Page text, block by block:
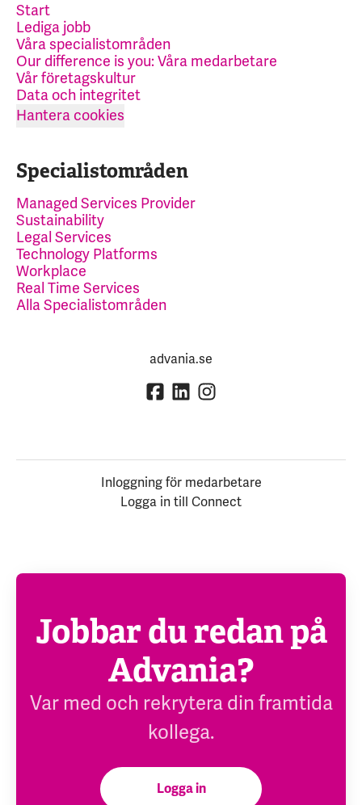
Start
Lediga jobb
Våra specialistområden
Our difference is you: Våra medarbetare
Vår företagskultur
Data och integritet
Hantera cookies
Specialistområden
Managed Services Provider
Sustainability
Legal Services
Technology Platforms
Workplace
Real Time Services
Alla Specialistområden
advania.se
Inloggning för medarbetare
Logga in till Connect
Jobbar du redan på
Advania?
Var med och rekrytera din framtida
kollega.
Logga in